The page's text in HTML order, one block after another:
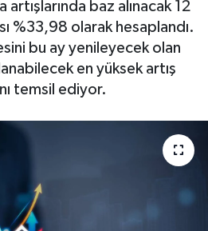
artışlarında baz alınacak 12
%33,98 olarak hesaplandı.
bu ay yenileyecek olan
en yüksek artış
temsil ediyor.